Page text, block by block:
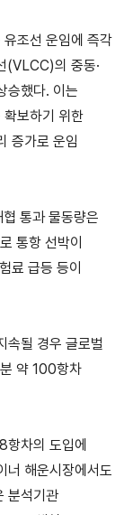
트
랜
무역아
카데미
자격시험
취업연계
조선 운임에 즉각
(VLCC)의 중동·
승했다. 이는
보하기 위한
증가로 운임
통과 물동량은
통항 선박이
료 급등 등이
속될 경우 글로벌
약 100항차
차의 도입에
너 해운시장에서도
분석기관